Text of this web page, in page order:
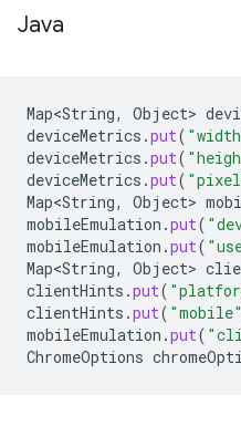
Java
Map<String, Object>
deviceMetrics .put(
deviceMetrics .put(
deviceMetrics .put(
Map<String, Object>
mobileEmulation .put(
mobileEmulation .put(
Map<String, Object>
clientHints .put(
clientHints .put( "mobile"
mobileEmulation .put(
ChromeOptions